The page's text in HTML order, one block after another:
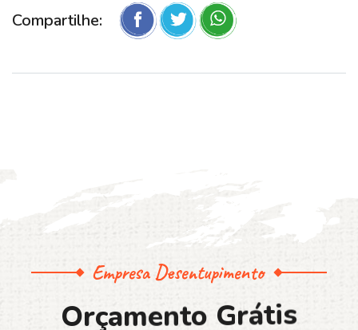
Compartilhe:
Empresa Desentupimento
Orçamento Grátis